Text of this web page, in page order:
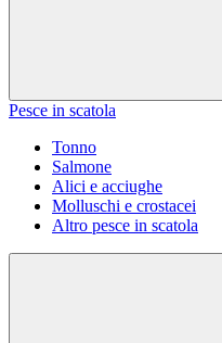
Pesce in scatola
Tonno
Salmone
Alici e acciughe
Molluschi e crostacei
Altro pesce in scatola